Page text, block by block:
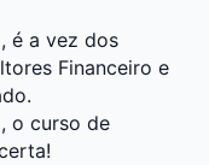
é a vez dos
Financeiro e
o curso de